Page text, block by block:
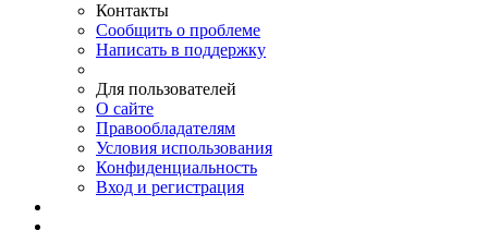
Контакты
Сообщить о проблеме
Написать в поддержку
Для пользователей
О сайте
Правообладателям
Условия использования
Конфиденциальность
Вход и регистрация